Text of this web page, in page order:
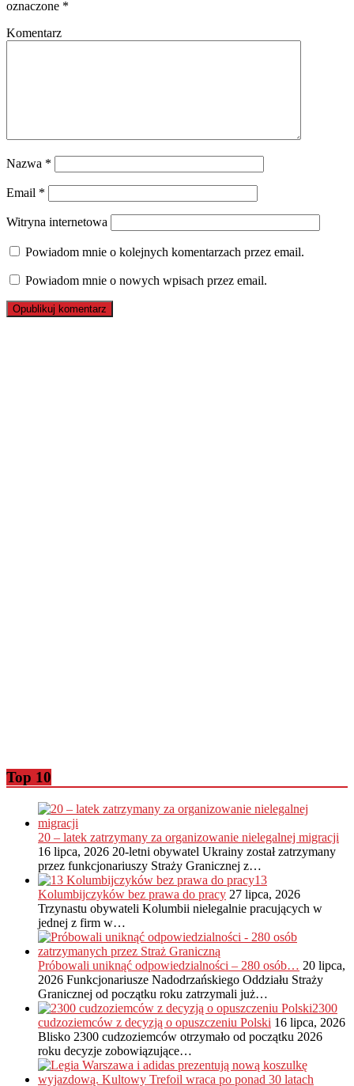
oznaczone *
Komentarz
Nazwa *
Email *
Witryna internetowa
Powiadom mnie o kolejnych komentarzach przez email.
Powiadom mnie o nowych wpisach przez email.
Top 10
20 – latek zatrzymany za organizowanie nielegalnej migracji
16 lipca, 2026 20-letni obywatel Ukrainy został zatrzymany
przez funkcjonariuszy Straży Granicznej z…
13
Kolumbijczyków bez prawa do pracy 27 lipca, 2026
Trzynastu obywateli Kolumbii nielegalnie pracujących w
jednej z firm w…
Próbowali uniknąć odpowiedzialności – 280 osób… 20 lipca,
2026 Funkcjonariusze Nadodrzańskiego Oddziału Straży
Granicznej od początku roku zatrzymali już…
2300
cudzoziemców z decyzją o opuszczeniu Polski 16 lipca, 2026
Blisko 2300 cudzoziemców otrzymało od początku 2026
roku decyzje zobowiązujące…